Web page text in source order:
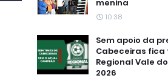
menina
10:38
Sem apoio da
Cabeceiras fica
Regional Vale
2026